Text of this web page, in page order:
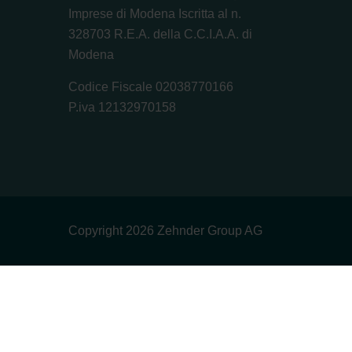
Imprese di Modena Iscritta al n.
328703 R.E.A. della C.C.I.A.A. di
Modena
Codice Fiscale 02038770166
P.iva 12132970158
Copyright 2026 Zehnder Group AG